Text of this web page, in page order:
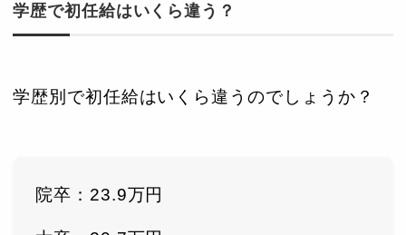
学歴で初任給はいくら違う？
学歴別で初任給はいくら違うのでしょうか？
院卒：23.9万円